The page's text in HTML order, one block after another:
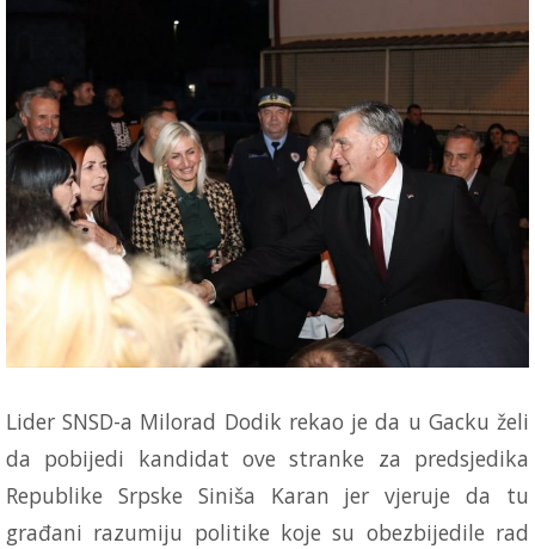
Lider SNSD-a Milorad Dodik rekao je da u Gacku želi
da pobijedi kandidat ove stranke za predsjedika
Republike Srpske Siniša Karan jer vjeruje da tu
građani razumiju politike koje su obezbijedile rad